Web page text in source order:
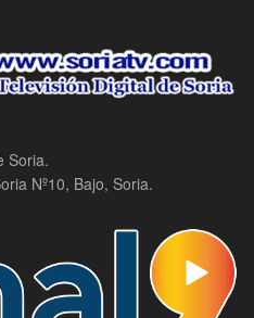
Soria.
Nº10, Bajo, Soria.